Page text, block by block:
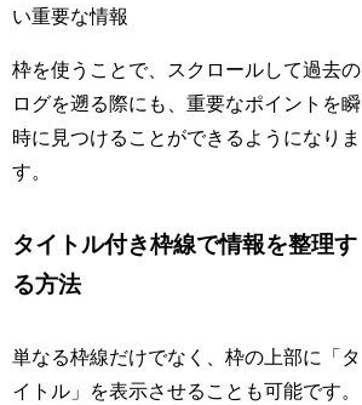
い重要な情報
枠を使うことで、スクロールして過去の
ログを遡る際にも、重要なポイントを瞬
時に見つけることができるようになりま
す。
タイトル付き枠線で情報を整理す
る方法
単なる枠線だけでなく、枠の上部に「タ
イトル」を表示させることも可能です。